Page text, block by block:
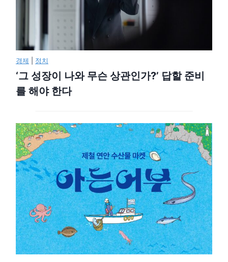
경제 정치
‘그 성장이 나와 무슨 상관인가?’ 답할 준비
를 해야 한다